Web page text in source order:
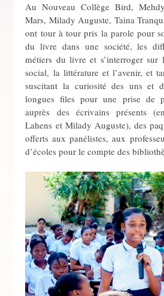
Au Nouveau Collège Bird,
Mars, Milady Auguste, Taina
ont tour à tour pris la parole pour
du livre dans une société, les
métiers du livre et s’interroger sur
social, la littérature et l’avenir, et
suscitant la curiosité des uns et
longues files pour une prise de
auprès des écrivains présents
Lahens et Milady Auguste), des
offerts aux panélistes, aux
d’écoles pour le compte des